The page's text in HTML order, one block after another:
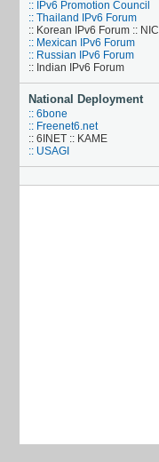
:: IPv6 Promotion Council
:: Thailand IPv6 Forum
:: Korean IPv6 Forum :: NICI
:: Mexican IPv6 Forum
:: Russian IPv6 Forum
:: Indian IPv6 Forum
National Deployment
:: 6bone
:: Freenet6.net
:: 6INET :: KAME
:: USAGI